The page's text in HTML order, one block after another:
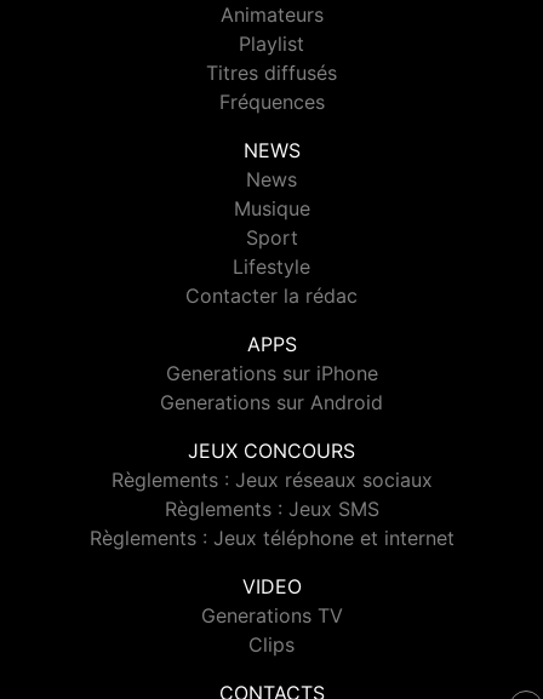
Animateurs
Playlist
Titres diffusés
Fréquences
NEWS
News
Musique
Sport
Lifestyle
Contacter la rédac
APPS
Generations sur iPhone
Generations sur Android
JEUX CONCOURS
Règlements : Jeux réseaux sociaux
Règlements : Jeux SMS
Règlements : Jeux téléphone et internet
VIDEO
Generations TV
Clips
CONTACTS